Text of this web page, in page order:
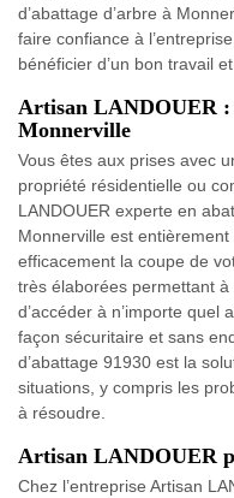
d’abattage d’arbre à
faire confiance à
bénéficier d’un bon travail
Artisan LANDOUER :
Monnerville
Vous êtes aux prises avec
propriété résidentielle ou
LANDOUER experte en
Monnerville est
efficacement la coupe de
très élaborées permettant
d’accéder à n’importe quel
façon sécuritaire et sans
d’abattage 91930 est la
situations, y compris les
à résoudre.
Artisan LANDOUER
Chez l’entreprise Artisan